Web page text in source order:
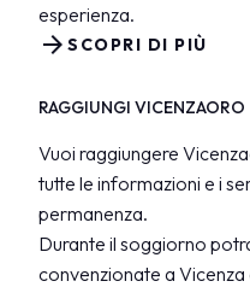
esperienza.
SCOPRI DI PIÙ
arrow_forward
RAGGIUNGI VICENZAORO
Vuoi raggiungere
tutte le informazioni e i
permanenza.
Durante il soggiorno
convenzionate a